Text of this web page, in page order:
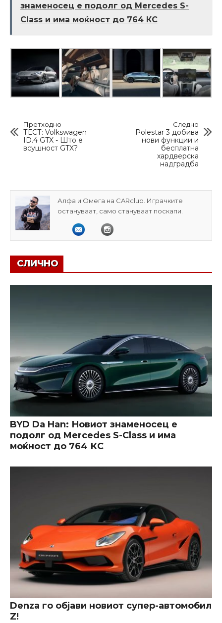
знаменосец е подолг од Mercedes S-
Class и има моќност до 764 КС
Претходно
ТЕСТ: Volkswagen
ID.4 GTX - Што е
всушност GTX?
Следно
Polestar 3 добива
нови функции и
бесплатна
хардверска
надградба
Алфа и Омега на CARclub. Играчките
остануваат, само стануваат поскапи.
СЛИЧНО
BYD Da Han: Новиот знаменосец е
подолг од Mercedes S-Class и има
моќност до 764 КС
Denza го објави новиот супер-автомобил
Z!